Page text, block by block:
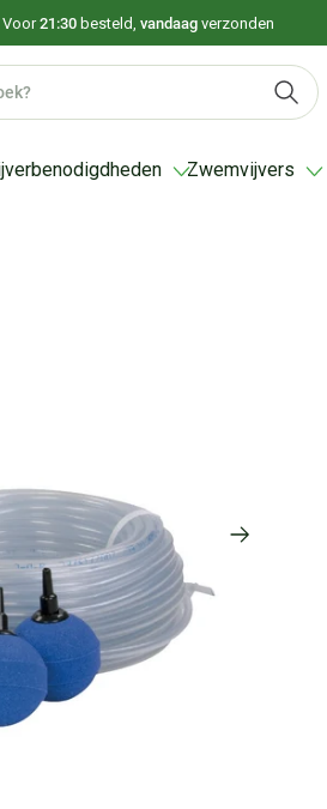
Voor21:30 besteld,vandaagverzonden
Zwemvijvers